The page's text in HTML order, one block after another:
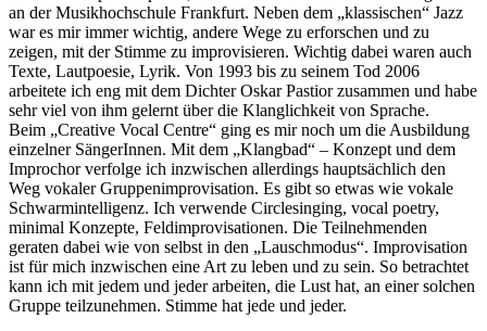
an der Musikhochschule Frankfurt. Neben dem „klassischen“ Jazz
war es mir immer wichtig, andere Wege zu erforschen und zu
zeigen, mit der Stimme zu improvisieren. Wichtig dabei waren auch
Texte, Lautpoesie, Lyrik. Von 1993 bis zu seinem Tod 2006
arbeitete ich eng mit dem Dichter Oskar Pastior zusammen und habe
sehr viel von ihm gelernt über die Klanglichkeit von Sprache.
Beim „Creative Vocal Centre“ ging es mir noch um die Ausbildung
einzelner SängerInnen. Mit dem „Klangbad“ – Konzept und dem
Improchor verfolge ich inzwischen allerdings hauptsächlich den
Weg vokaler Gruppenimprovisation. Es gibt so etwas wie vokale
Schwarmintelligenz. Ich verwende Circlesinging, vocal poetry,
minimal Konzepte, Feldimprovisationen. Die Teilnehmenden
geraten dabei wie von selbst in den „Lauschmodus“. Improvisation
ist für mich inzwischen eine Art zu leben und zu sein. So betrachtet
kann ich mit jedem und jeder arbeiten, die Lust hat, an einer solchen
Gruppe teilzunehmen. Stimme hat jede und jeder.